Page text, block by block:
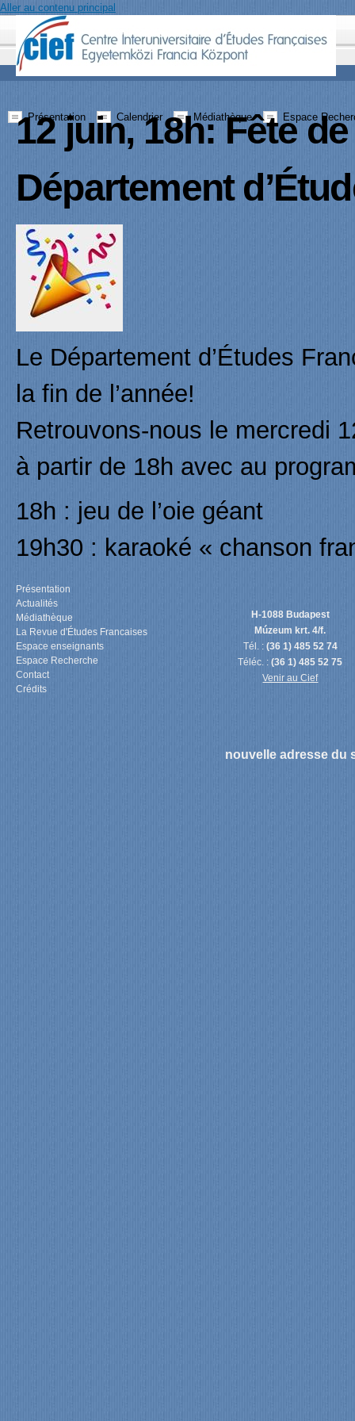
Aller au contenu principal
Présentation Calendrier Médiathèque Espace
12 juin, 18h: Fête
Département
Le Département d’Études
la fin de l’année!
Retrouvons-nous le mercredi
à partir de 18h avec au
18h : jeu de l’oie géant
19h30 : karaoké « chanson
Présentation
Actualités
Médiathèque
La Revue d'Études Francaises
Espace enseignants
Espace Recherche
Contact
Crédits
H-1088 Budapest
Múzeum krt. 4/f.
Tél. : (36 1) 485 52 74
Téléc. :(36 1) 485 52 75
Venir au Cief
nouvelle adresse du